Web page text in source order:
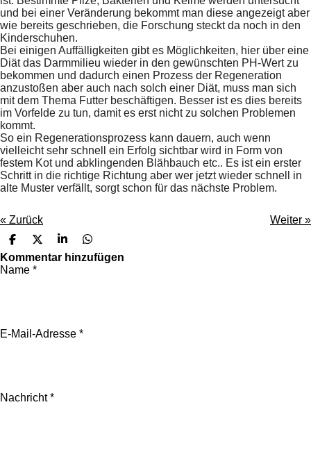
und bei einer Veränderung bekommt man diese angezeigt aber
wie bereits geschrieben, die Forschung steckt da noch in den
Kinderschuhen.
Bei einigen Auffälligkeiten gibt es Möglichkeiten, hier über eine
Diät das Darmmilieu wieder in den gewünschten PH-Wert zu
bekommen und dadurch einen Prozess der Regeneration
anzustoßen aber auch nach solch einer Diät, muss man sich
mit dem Thema Futter beschäftigen. Besser ist es dies bereits
im Vorfelde zu tun, damit es erst nicht zu solchen Problemen
kommt.
So ein Regenerationsprozess kann dauern, auch wenn
vielleicht sehr schnell ein Erfolg sichtbar wird in Form von
festem Kot und abklingenden Blähbauch etc.. Es ist ein erster
Schritt in die richtige Richtung aber wer jetzt wieder schnell in
alte Muster verfällt, sorgt schon für das nächste Problem.
« Zurück Weiter »
T
e
i
l
T
e
i
T
e
T
e
Kommentar hinzufügen
Name *
E-Mail-Adresse *
Nachricht *